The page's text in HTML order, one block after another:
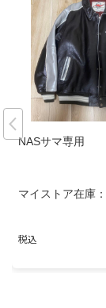
NASサマ専用
マイストア在庫：
税込